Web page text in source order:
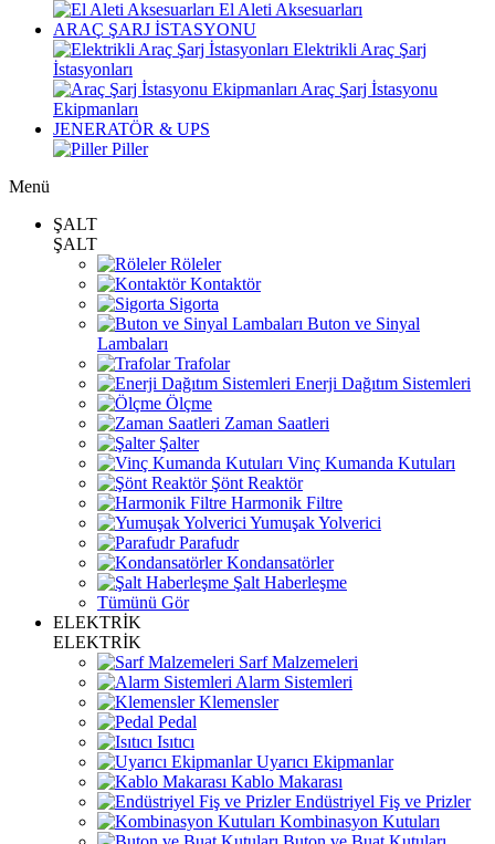
El Aleti Aksesuarları
ARAÇ ŞARJ İSTASYONU
Elektrikli Araç Şarj
İstasyonları
Araç Şarj İstasyonu
Ekipmanları
JENERATÖR & UPS
Piller
Menü
ŞALT
ŞALT
Röleler
Kontaktör
Sigorta
Buton ve Sinyal
Lambaları
Trafolar
Enerji Dağıtım Sistemleri
Ölçme
Zaman Saatleri
Şalter
Vinç Kumanda Kutuları
Şönt Reaktör
Harmonik Filtre
Yumuşak Yolverici
Parafudr
Kondansatörler
Şalt Haberleşme
Tümünü Gör
ELEKTRİK
ELEKTRİK
Sarf Malzemeleri
Alarm Sistemleri
Klemensler
Pedal
Isıtıcı
Uyarıcı Ekipmanlar
Kablo Makarası
Endüstriyel Fiş ve Prizler
Kombinasyon Kutuları